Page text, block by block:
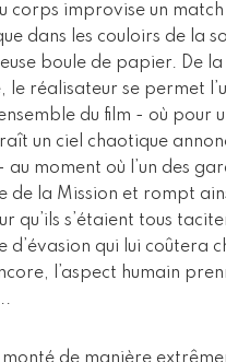
corps improvise un
dans les couloirs de la
boule de papier. De la
le réalisateur se permet
du film - où pour
un ciel chaotique
moment où l’un des
de la Mission et rompt
qu’ils s’étaient tous
d’évasion qui lui coûtera
l’aspect humain